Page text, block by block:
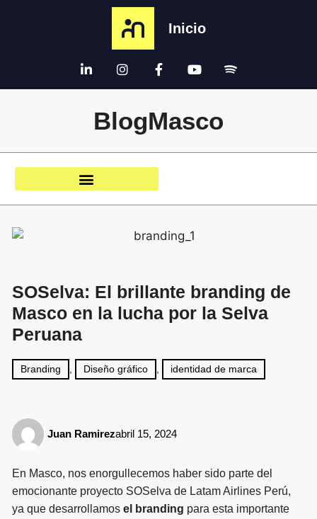
Inicio
BlogMasco
SOSelva: El brillante branding de
Masco en la lucha por la Selva
Peruana
Branding Diseño gráfico identidad de marca
Juan Ramirezabril 15, 2024
En Masco, nos enorgullecemos haber sido parte del
emocionante proyecto SOSelva de Latam Airlines Perú,
ya que desarrollamos el branding para esta importante